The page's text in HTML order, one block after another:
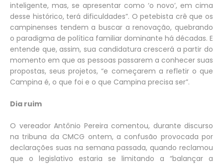
inteligente, mas, se apresentar como ‘o novo’, em cima
desse histórico, terá dificuldades”. O petebista crê que os
campinenses tendem a buscar a renovação, quebrando
o paradigma de política familiar dominante há décadas. E
entende que, assim, sua candidatura crescerá a partir do
momento em que as pessoas passarem a conhecer suas
propostas, seus projetos, “e começarem a refletir o que
Campina é, o que foi e o que Campina precisa ser”.
Dia ruim
O vereador Antônio Pereira comentou, durante discurso
na tribuna da CMCG ontem, a confusão provocada por
declarações suas na semana passada, quando reclamou
que o legislativo estaria se limitando a “balançar a